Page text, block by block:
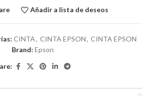
Añadir a lista de deseos
CINTA, CINTA EPSON, CINTA EPSON
Brand: Epson